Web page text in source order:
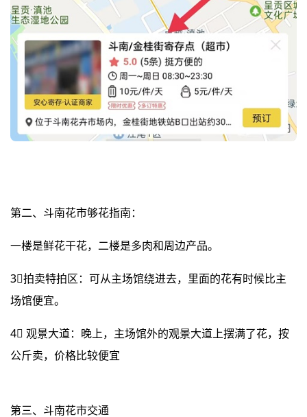
第二、斗南花市够花指南：
一楼是鲜花干花，二楼是多肉和周边产品。
3⃣拍卖特拍区：可从主场馆绕进去，里面的花有时候比主
场馆便宜。
4⃣ 观景大道：晚上，主场馆外的观景大道上摆满了花，按
公斤卖，价格比较便宜
第三、斗南花市交通